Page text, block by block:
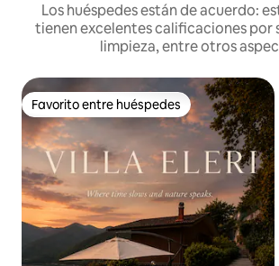
Los huéspedes están de acuerdo:
tienen excelentes calificaciones por
limpieza, entre otros
Favorito entre huéspedes
Favorito entre huéspedes